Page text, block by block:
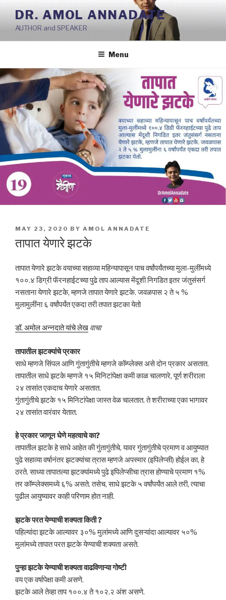
Skip
content
DR. AMOL ANNADATE
AUTHOR and SPEAKER
Menu
POSTED
MAY 23, 2020 BY AMOL ANNADATE
तापात येणारे झटके
तापात येणारे झटके वयाच्या सहाव्या महिन्यापासून पाच वर्षांपर्यंतच्या मुला-मुलींमध्ये
१००.४ डिग्री फॅरनहाईटच्या पुढे ताप आल्यास मेंदूशी निगडित इतर जंतुसंसर्ग
नसताना येणारे झटके, म्हणजे तापात येणारे झटके. जवळपास २ ते ५ %
मुलामुलींना ६ वर्षांपर्यंत एकदा तरी तपात झटका येतो
डॉ. अमोल अन्नदाते यांचे लेख वाचा
तापातील झटक्यांचे प्रकार
साधे म्हणजे सिंपल आणि गुंतागुंतीचे म्हणजे कॉम्प्लेक्स असे दोन प्रकार असतात.
तापातील साधे झटके म्हणजे १५ मिनिटांपेक्षा कमी काळ चालणारे, पूर्ण शरीराला
२४ तासांत एकदाच येणारे असतात.
गुंतागुंतीचे झटके १५ मिनिटांपेक्षा जास्त वेळ चालतात. ते शरीराच्या एका भागावर
२४ तासांत वारंवार येतात.
हे प्रकार जाणून घेणे महत्वाचे का?
तापातील झटके हे साधे आहेत की गुंतागुंतीचे, यावर गुंतागुंतीचे प्रमाण व आयुष्यात
पुढे सहाव्या वर्षानंतर झटक्यांचा त्रास म्हणजे अपस्मार (इपिलेप्सी) होईल का, हे
ठरते. साध्या तापातल्या झटक्यांमध्ये पुढे इपिलेप्सीचा त्रास होण्याचे प्रमाण १%
तर कॉम्प्लेक्समध्ये ६% असते. तसेच, साधे झटके ५ वर्षांपर्यंत आले तरी, त्याचा
पुढील आयुष्यावर काही परिणाम होत नाही.
झटके परत येण्याची शक्यता किती ?
पहिल्यांदा झटके आल्यावर ३०% मुलांमध्ये आणि दुसऱ्यांदा आल्यावर ५०%
मुलांमध्ये तापात परत झटके येण्याची शक्यता असते.
पुन्हा झटके येण्याची शक्यता वाढविणाऱ्या गोष्टी
वय एक वर्षापेक्षा कमी असणे.
झटके आले तेव्हा ताप १००.४ ते १०२.२ अंश असणे.